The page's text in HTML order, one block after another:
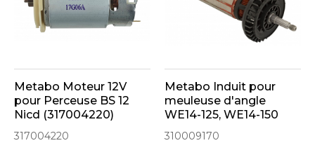
Metabo Moteur 12V
pour Perceuse BS 12
Nicd (317004220)
317004220
Metabo Induit pour
meuleuse d'angle
WE14-125, WE14-150
(310009170)
310009170